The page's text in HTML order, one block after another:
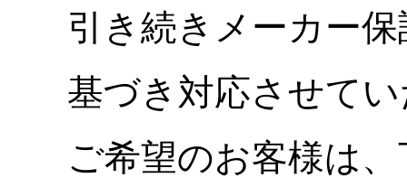
引き続きメーカー
基づき対応させて
ご希望のお客様は